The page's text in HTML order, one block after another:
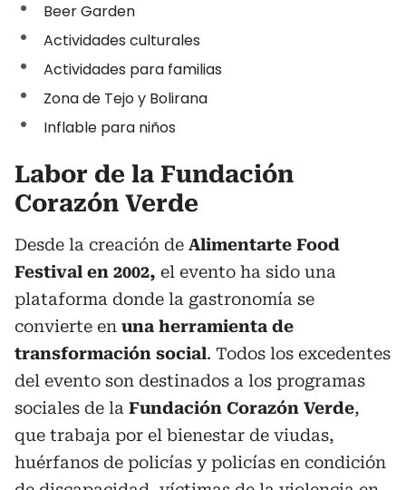
Beer Garden
Actividades culturales
Actividades para familias
Zona de Tejo y Bolirana
Inflable para niños
Labor de la Fundación
Corazón Verde
Desde la creación de Alimentarte Food
Festival en 2002, el evento ha sido una
plataforma donde la gastronomía se
convierte en una herramienta de
transformación social. Todos los excedentes
del evento son destinados a los programas
sociales de la Fundación Corazón Verde,
que trabaja por el bienestar de viudas,
huérfanos de policías y policías en condición